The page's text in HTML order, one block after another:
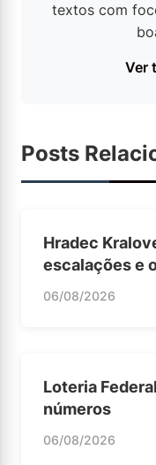
textos com
Ver
Posts
Hradec
escalações e
06/08/2026
Loteria
números
06/08/2026